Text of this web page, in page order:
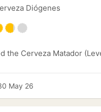
Diógenes
the Cerveza Matador
May 26